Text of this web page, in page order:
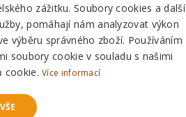
zážitku. Soubory cookies a další
pomáhají nám analyzovat výkon
výběru správného zboží. Používáním
soubory cookie v souladu s našimi
cookie.Více informací